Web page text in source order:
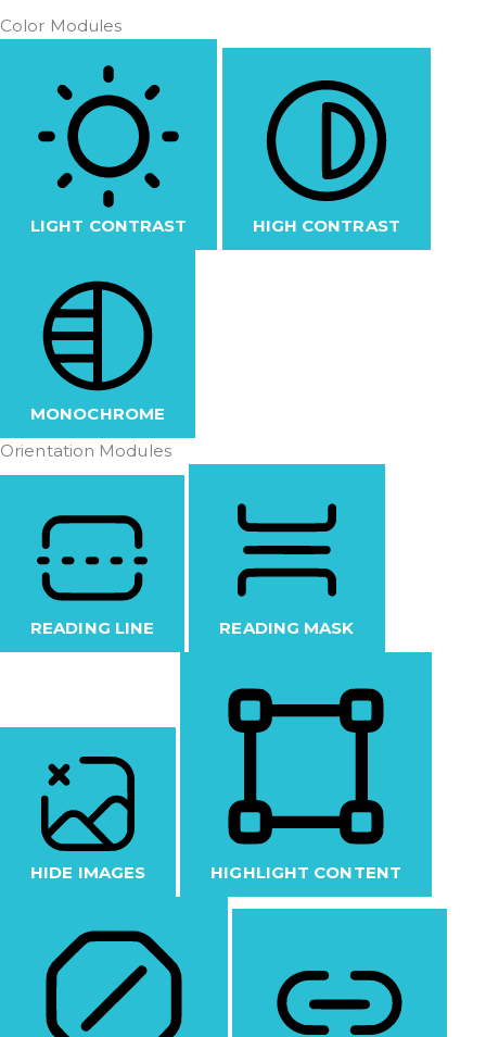
Color Modules
LIGHT CONTRAST HIGH CONTRAST
MONOCHROME
Orientation Modules
READING LINE READING MASK
HIDE IMAGES HIGHLIGHT CONTENT